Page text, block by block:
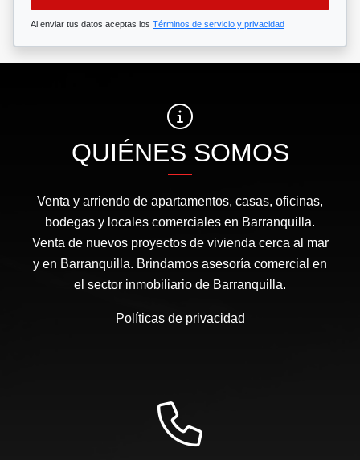
Al enviar tus datos aceptas los Términos de servicio y privacidad
QUIÉNES SOMOS
Venta y arriendo de apartamentos, casas, oficinas,
bodegas y locales comerciales en Barranquilla.
Venta de nuevos proyectos de vivienda cerca al mar
y en Barranquilla. Brindamos asesoría comercial en
el sector inmobiliario de Barranquilla.
Políticas de privacidad